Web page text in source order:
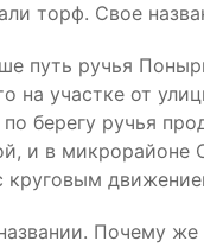
торф. Свое
путь ручья
на участке от
берегу ручья
и в микрорайоне
круговым
Почему